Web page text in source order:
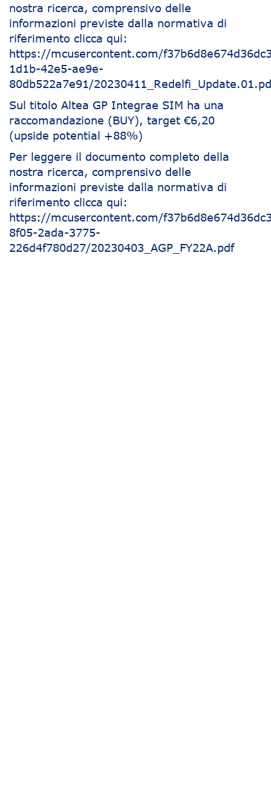
nostra ricerca, comprensivo delle
informazioni previste dalla normativa di
riferimento clicca qui:
https://mcusercontent.com/
1d1b-42e5-ae9e-
80db522a7e91/
Sul titolo Altea GP Integrae SIM ha una
raccomandazione (BUY), target €6,20
(upside potential +88%)
Per leggere il documento completo della
nostra ricerca, comprensivo delle
informazioni previste dalla normativa di
riferimento clicca qui:
https://mcusercontent.com/
8f05-2ada-3775-
226d4f780d27/20230403_AGP_FY22A.pdf